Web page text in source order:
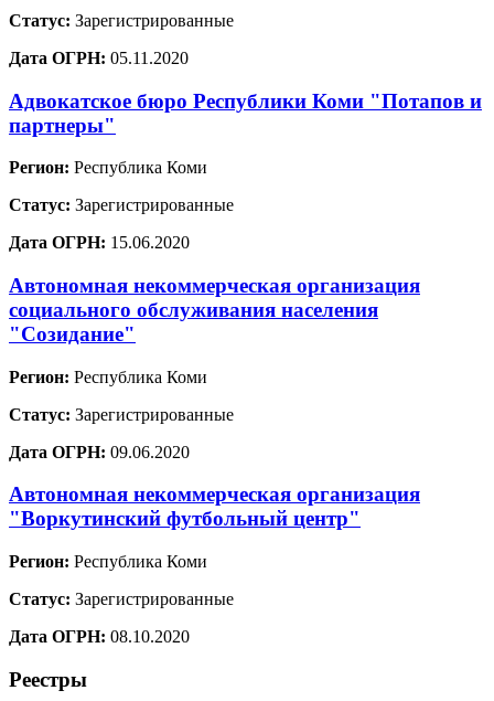
Статус: Зарегистрированные
Дата ОГРН: 05.11.2020
Адвокатское бюро Республики Коми "Потапов и
партнеры"
Регион: Республика Коми
Статус: Зарегистрированные
Дата ОГРН: 15.06.2020
Автономная некоммерческая организация
социального обслуживания населения
"Созидание"
Регион: Республика Коми
Статус: Зарегистрированные
Дата ОГРН: 09.06.2020
Автономная некоммерческая организация
"Воркутинский футбольный центр"
Регион: Республика Коми
Статус: Зарегистрированные
Дата ОГРН: 08.10.2020
Реестры